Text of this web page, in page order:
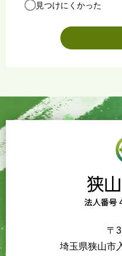
見つけにくかった
〒
埼玉県狭山市